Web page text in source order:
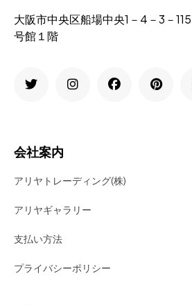
大阪市中央区船場中央1－4－3－
号館１階
会社案内
アリヤトレーディング(株)
アリヤギャラリー
支払い方法
プライバシーポリシー